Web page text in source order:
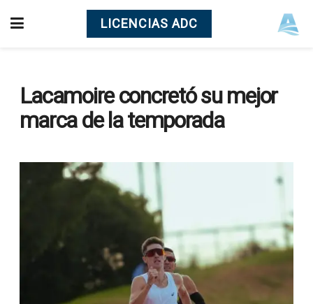
LICENCIAS ADC
Lacamoire concretó su mejor
marca de la temporada